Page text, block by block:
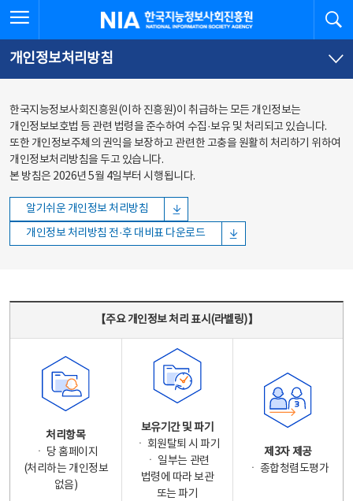
바로가기
바로가기
한국지능정보사회진흥원
개인정보처리방침
한국지능정보사회진흥원(이하 진흥원)이 취급하는 모든 개인정보는
개인정보보호법 등 관련 법령을 준수하여 수집·보유 및 처리되고 있습니다.
또한 개인정보주체의 권익을 보장하고 관련한 고충을 원활히 처리하기 위하여
개인정보처리방침을 두고 있습니다.
본 방침은 2026년 5월 4일부터 시행됩니다.
알기쉬운 개인정보 처리방침
개인정보 처리방침 전·후 대비표 다운로드
【주요 개인정보 처리 표시(라벨링)】
처리항목
ㆍ 당 홈페이지
(처리하는 개인정보
없음)
보유기간 및 파기
ㆍ 회원탈퇴 시 파기
ㆍ 일부는 관련
법령에 따라 보관
또는 파기
제3자 제공
ㆍ 종합청렴도평가